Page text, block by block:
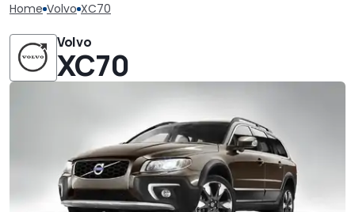
Home Volvo XC70
Volvo
XC70